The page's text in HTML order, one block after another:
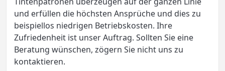
und erfüllen die höchsten Ansprüche und dies zu
beispiellos niedrigen Betriebskosten. Ihre
Zufriedenheit ist unser Auftrag. Sollten Sie eine
Beratung wünschen, zögern Sie nicht uns zu
kontaktieren.